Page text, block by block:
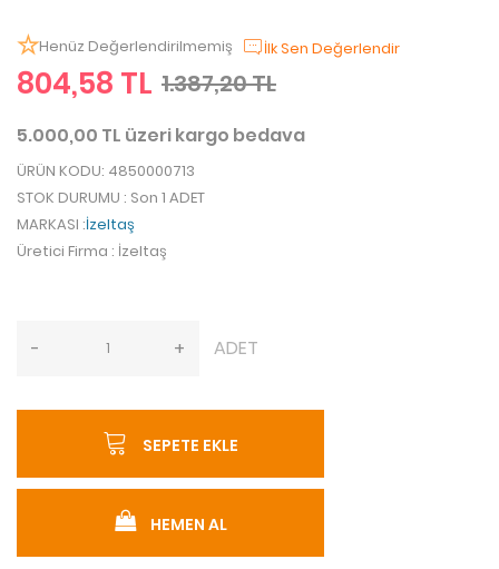
Henüz Değerlendirilmemiş İlk Sen Değerlendir
804,58 TL 1.387,20 TL
5.000,00 TL üzeri kargo bedava
ÜRÜN KODU: 4850000713
STOK DURUMU : Son 1 ADET
MARKASI :İzeltaş
Üretici Firma : İzeltaş
- + ADET
SEPETE EKLE
HEMEN AL